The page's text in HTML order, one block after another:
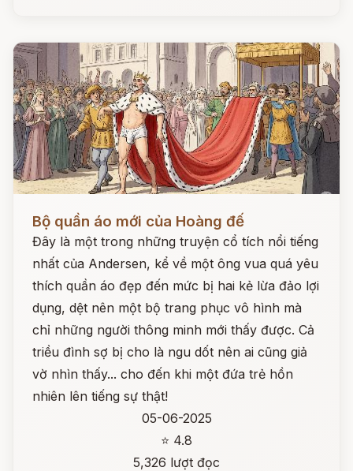
Bộ quần áo mới của Hoàng đế
Đây là một trong những truyện cổ tích nổi tiếng
nhất của Andersen, kể về một ông vua quá yêu
thích quần áo đẹp đến mức bị hai kẻ lừa đảo lợi
dụng, dệt nên một bộ trang phục vô hình mà
chỉ những người thông minh mới thấy được. Cả
triều đình sợ bị cho là ngu dốt nên ai cũng giả
vờ nhìn thấy... cho đến khi một đứa trẻ hồn
nhiên lên tiếng sự thật!
05-06-2025
⭐ 4.8
5,326 lượt đọc